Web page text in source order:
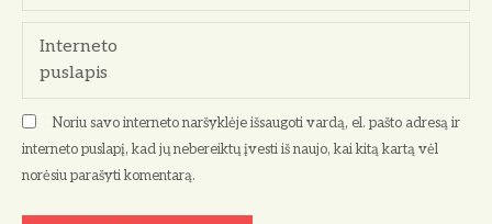
a
š
ų
Interneto
puslapis
Noriu savo interneto naršyklėje išsaugoti vardą, el. pašto adresą ir
interneto puslapį, kad jų nebereiktų įvesti iš naujo, kai kitą kartą vėl
norėsiu parašyti komentarą.